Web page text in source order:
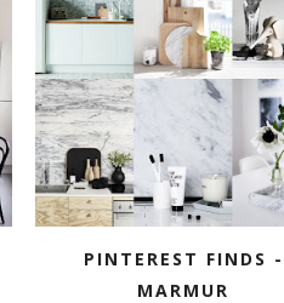
PINTEREST FINDS -
MARMUR